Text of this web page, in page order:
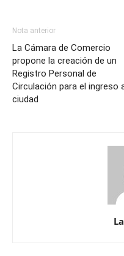
Nota anterior
La Cámara de Comercio
propone la creación de un
Registro Personal de
Circulación para el ingreso
ciudad